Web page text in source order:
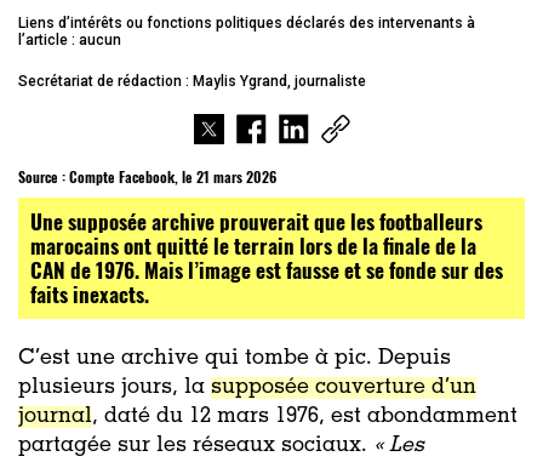
Liens d’intérêts ou fonctions politiques déclarés des intervenants à
l’article : aucun
Secrétariat de rédaction : Maylis Ygrand, journaliste
Source :Compte Facebook, le 21 mars 2026
Une supposée archive prouverait que les footballeurs
marocains ont quitté le terrain lors de la finale de la
CAN de 1976. Mais l’image est fausse et se fonde sur des
faits inexacts.
C’est une archive qui tombe à pic. Depuis
plusieurs jours, la supposée couverture d’un
journal, daté du 12 mars 1976, est abondamment
partagée sur les réseaux sociaux. « Les